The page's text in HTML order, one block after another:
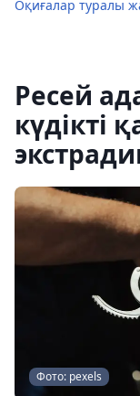
Оқиғалар туралы
Ресей
күдікті
Фото: pexels